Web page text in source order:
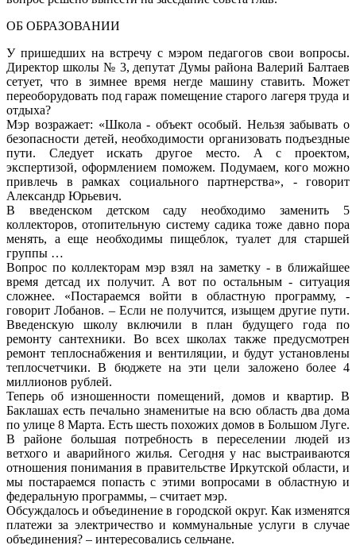
ОБ ОБРАЗОВАНИИ
У пришедших на встречу с мэром педагогов свои вопросы.
Директор школы № 3, депутат Думы района Валерий Балтаев
сетует, что в зимнее время негде машину ставить. Может
переоборудовать под гараж помещение старого лагеря труда и
отдыха?
Мэр возражает: «Школа - объект особый. Нельзя забывать о
безопасности детей, необходимости организовать подъездные
пути. Следует искать другое место. А с проектом,
экспертизой, оформлением поможем. Подумаем, кого можно
привлечь в рамках социального партнерства», - говорит
Александр Юрьевич.
В введенском детском саду необходимо заменить 5
коллекторов, отопительную систему садика тоже давно пора
менять, а еще необходимы пищеблок, туалет для старшей
группы …
Вопрос по коллекторам мэр взял на заметку - в ближайшее
время детсад их получит. А вот по остальным - ситуация
сложнее. «Постараемся войти в областную программу, -
говорит Лобанов. – Если не получится, изыщем другие пути.
Введенскую школу включили в план будущего года по
ремонту сантехники. Во всех школах также предусмотрен
ремонт теплоснабжения и вентиляции, и будут установлены
теплосчетчики. В бюджете на эти цели заложено более 4
миллионов рублей.
Теперь об изношенности помещений, домов и квартир. В
Баклашах есть печально знаменитые на всю область два дома
по улице 8 Марта. Есть шесть похожих домов в Большом Луге.
В районе большая потребность в переселении людей из
ветхого и аварийного жилья. Сегодня у нас выстраиваются
отношения понимания в правительстве Иркутской области, и
мы постараемся попасть с этими вопросами в областную и
федеральную программы, – считает мэр.
Обсуждалось и объединение в городской округ. Как изменятся
платежи за электричество и коммунальные услуги в случае
объединения? – интересовались сельчане.